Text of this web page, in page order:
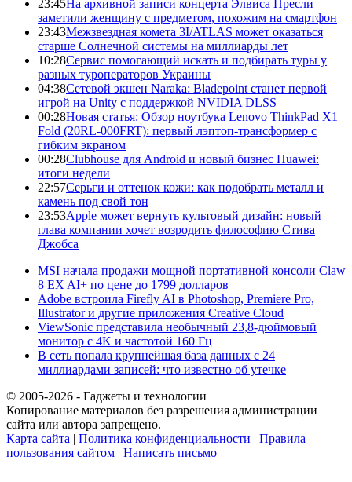
23:45На архивной записи концерта Элвиса Пресли
заметили женщину с предметом, похожим на смартфон
23:43Межзвездная комета 3I/ATLAS может оказаться
старше Солнечной системы на миллиарды лет
10:28Сервис помогающий искать и подбирать туры у
разных туроператоров Украины
04:38Сетевой экшен Naraka: Bladepoint станет первой
игрой на Unity с поддержкой NVIDIA DLSS
00:28Новая статья: Обзор ноутбука Lenovo ThinkPad X1
Fold (20RL-000FRT): первый лэптоп-трансформер с
гибким экраном
00:28Clubhouse для Android и новый бизнес Huawei:
итоги недели
22:57Серьги и оттенок кожи: как подобрать металл и
камень под свой тон
23:53Apple может вернуть культовый дизайн: новый
глава компании хочет возродить философию Стива
Джобса
MSI начала продажи мощной портативной консоли Claw
8 EX AI+ по цене до 1799 долларов
Adobe встроила Firefly AI в Photoshop, Premiere Pro,
Illustrator и другие приложения Creative Cloud
ViewSonic представила необычный 23,8-дюймовый
монитор с 4K и частотой 160 Гц
В сеть попала крупнейшая база данных с 24
миллиардами записей: что известно об утечке
© 2005-2026 - Гаджеты и технологии
Копирование материалов без разрешения администрации
сайта или автора запрещено.
Карта сайта | Политика конфиденциальности | Правила
пользования сайтом | Написать письмо